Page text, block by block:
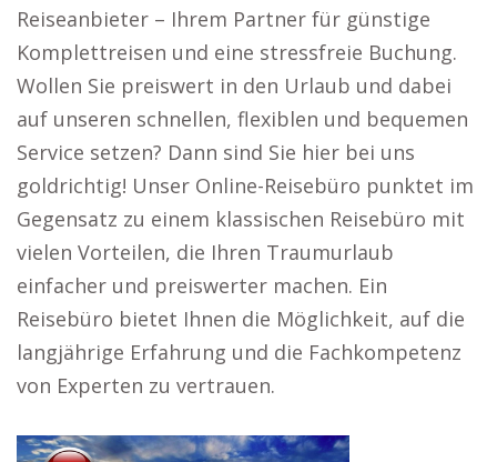
Reiseanbieter – Ihrem Partner für günstige
Komplettreisen und eine stressfreie Buchung.
Wollen Sie preiswert in den Urlaub und dabei
auf unseren schnellen, flexiblen und bequemen
Service setzen? Dann sind Sie hier bei uns
goldrichtig! Unser Online-Reisebüro punktet im
Gegensatz zu einem klassischen Reisebüro mit
vielen Vorteilen, die Ihren Traumurlaub
einfacher und preiswerter machen. Ein
Reisebüro bietet Ihnen die Möglichkeit, auf die
langjährige Erfahrung und die Fachkompetenz
von Experten zu vertrauen.